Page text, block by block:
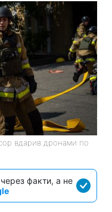
вдарив дронами по
через факти, а не